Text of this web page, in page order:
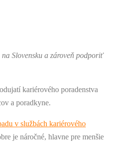
Slovensku a zároveň podporiť
kariérového poradenstva
a poradkyne.
v službách kariérového
je náročné, hlavne pre menšie